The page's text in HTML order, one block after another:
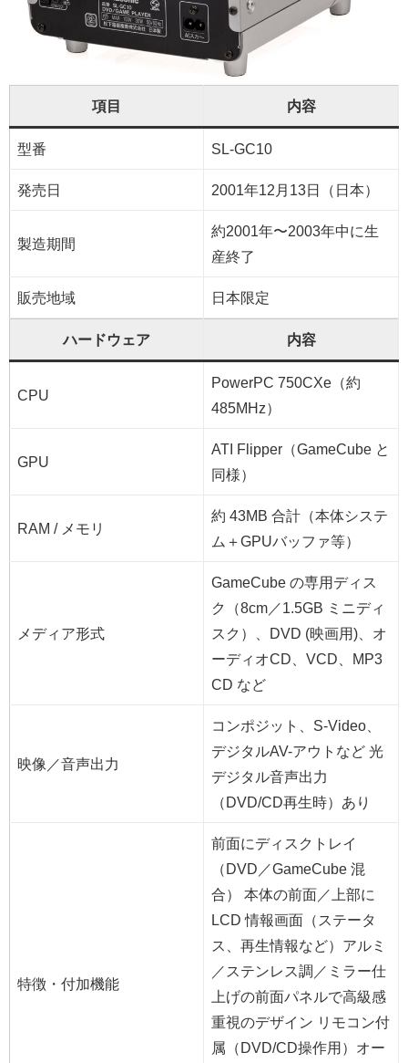
項目 内容
型番 SL-GC10
発売日 2001年12月13日（日本）
製造期間
約2001年〜2003年中に生
産終了
販売地域 日本限定
ハードウェア 内容
CPU
PowerPC 750CXe（約
485MHz）
GPU
ATI Flipper（GameCube と
同様）
RAM / メモリ
約 43MB 合計（本体システ
ム＋GPUバッファ等）
メディア形式
GameCube の専用ディス
ク（8cm／1.5GB ミニディ
スク）、DVD (映画用)、オ
ーディオCD、VCD、MP3
CD など
映像／音声出力
コンポジット、S-Video、
デジタルAV-アウトなど 光
デジタル音声出力
（DVD/CD再生時）あり
特徴・付加機能
前面にディスクトレイ
（DVD／GameCube 混
合） 本体の前面／上部に
LCD 情報画面（ステータ
ス、再生情報など）アルミ
／ステンレス調／ミラー仕
上げの前面パネルで高級感
重視のデザイン リモコン付
属（DVD/CD操作用）オー